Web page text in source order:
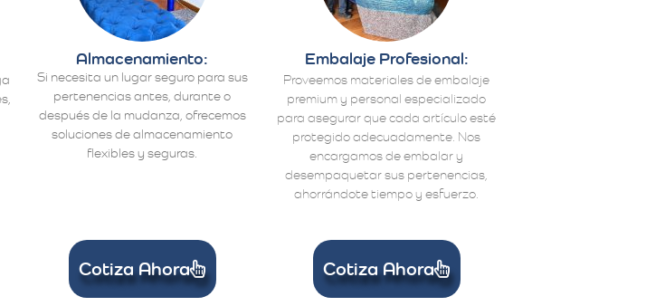
Almacenamiento:
Si necesita un lugar seguro para sus
pertenencias antes, durante o
después de la mudanza, ofrecemos
soluciones de almacenamiento
flexibles y seguras.
Embalaje Profesional:
Proveemos materiales de embalaje
premium y personal especializado
para asegurar que cada artículo esté
protegido adecuadamente. Nos
encargamos de embalar y
desempaquetar sus pertenencias,
ahorrándote tiempo y esfuerzo.
Cotiza Ahora Cotiza Ahora